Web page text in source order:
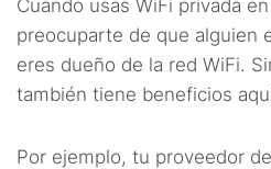
Cuando usas WiFi privada
preocuparte de que alguien
eres dueño de la red WiFi.
también tiene beneficios
Por ejemplo, tu proveedor